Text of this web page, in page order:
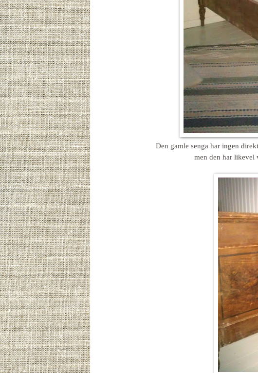
Den gamle senga har ingen
men den har likevel